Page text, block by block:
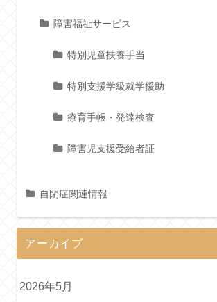
障害福祉サービス
特別児童扶養手当
特別支援学級就学援助
療育手帳・発達検査
障害児支援受給者証
自閉症関連情報
アーカイブ
2026年5月